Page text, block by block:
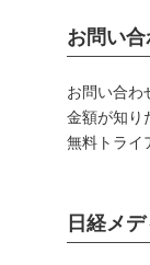
お問い
お問い合わ
金額が知り
無料トライ
日経メ